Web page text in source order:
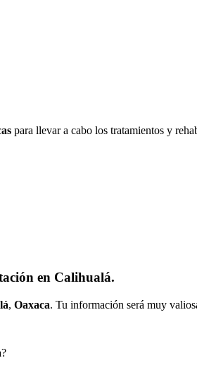
para llevar a cabo los tratamientos y
en Calihualá.
, Oaxaca. Tu información será muy